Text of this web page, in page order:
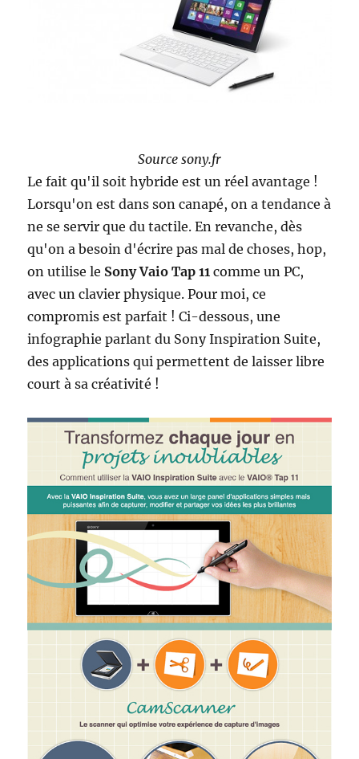
Source sony.fr
Le fait qu'il soit hybride est un réel avantage !
Lorsqu'on est dans son canapé, on a tendance à
ne se servir que du tactile. En revanche, dès
qu'on a besoin d'écrire pas mal de choses, hop,
on utilise le Sony Vaio Tap 11comme un PC,
avec un clavier physique. Pour moi, ce
compromis est parfait ! Ci-dessous, une
infographie parlant du Sony Inspiration Suite,
des applications qui permettent de laisser libre
court à sa créativité !